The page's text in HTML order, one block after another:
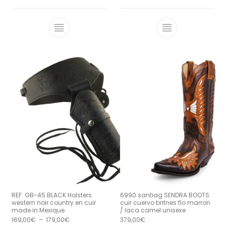
Ce produit a plusieurs variations.
Ce produit a
REF: GB-45 BLACK Holsters
western noir country en cuir
made in Mexique
169,00€ – 179,00€Plage de prix : 169,00€ à 179,00€
6990 santiag SENDRA BOOTS
cuir cuervo britnes flo marron
/ laca camel unisexe
379,00€